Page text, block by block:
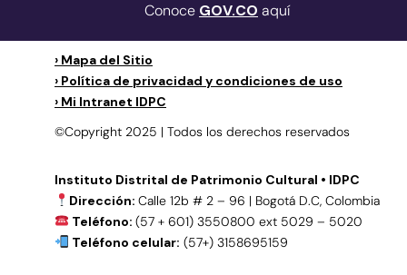
Conoce GOV.CO aquí
› Mapa del Sitio
› Política de privacidad y condiciones de uso
› Mi Intranet IDPC
©Copyright 2025 | Todos los derechos reservados
Instituto Distrital de Patrimonio Cultural • IDPC
Dirección: Calle 12b # 2 – 96 | Bogotá D.C, Colombia
Teléfono: (57 + 601) 3550800 ext 5029 – 5020
Teléfono celular: (57+) 3158695159